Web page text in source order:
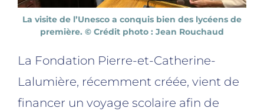
La visite de l’Unesco a conquis bien des lycéens de
première. © Crédit photo : Jean Rouchaud
La Fondation Pierre-et-Catherine-
Lalumière, récemment créée, vient de
financer un voyage scolaire afin de